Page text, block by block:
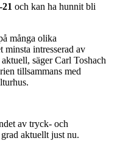
och kan ha hunnit bli
många olika
minsta intresserad av
säger Carl Toshach
tillsammans med
av tryck- och
aktuellt just nu.